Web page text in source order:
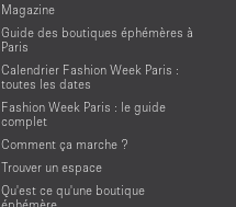
Magazine
Guide des boutiques éphémères à
Paris
Calendrier Fashion Week Paris :
toutes les dates
Fashion Week Paris : le guide
complet
Comment ça marche ?
Trouver un espace
Qu'est ce qu'une boutique